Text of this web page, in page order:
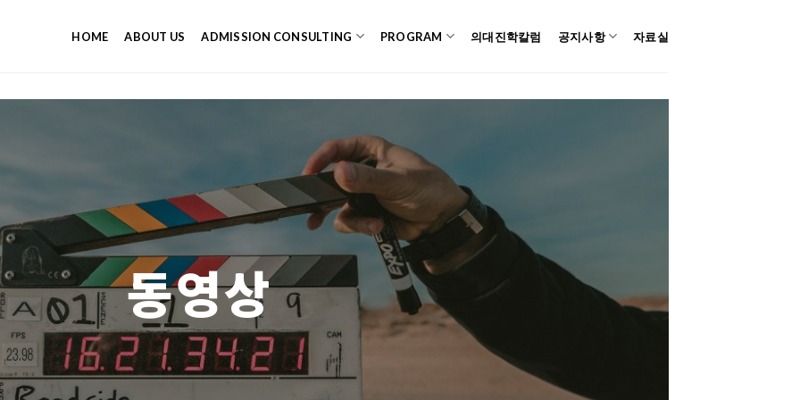
HOME ABOUT US ADMISSION CONSULTING PROGRAM 의대진학칼럼 공지사항 자료실
동영상